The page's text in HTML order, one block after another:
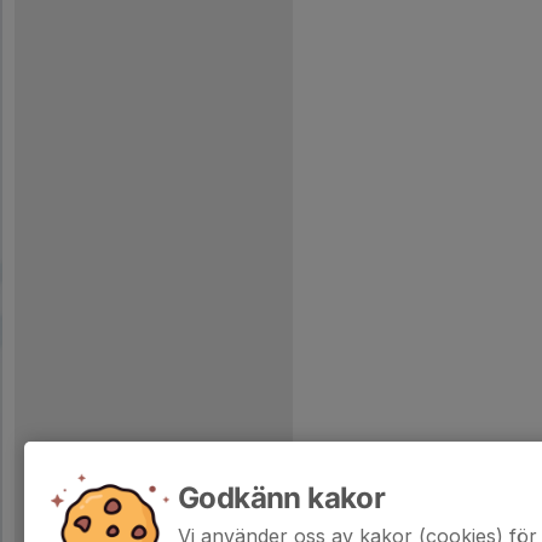
Godkänn kakor
Vi använder oss av kakor (cookies)